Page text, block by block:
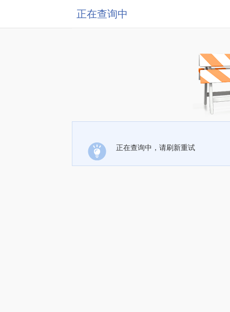
正在查询中
正在查询中，请刷新重试